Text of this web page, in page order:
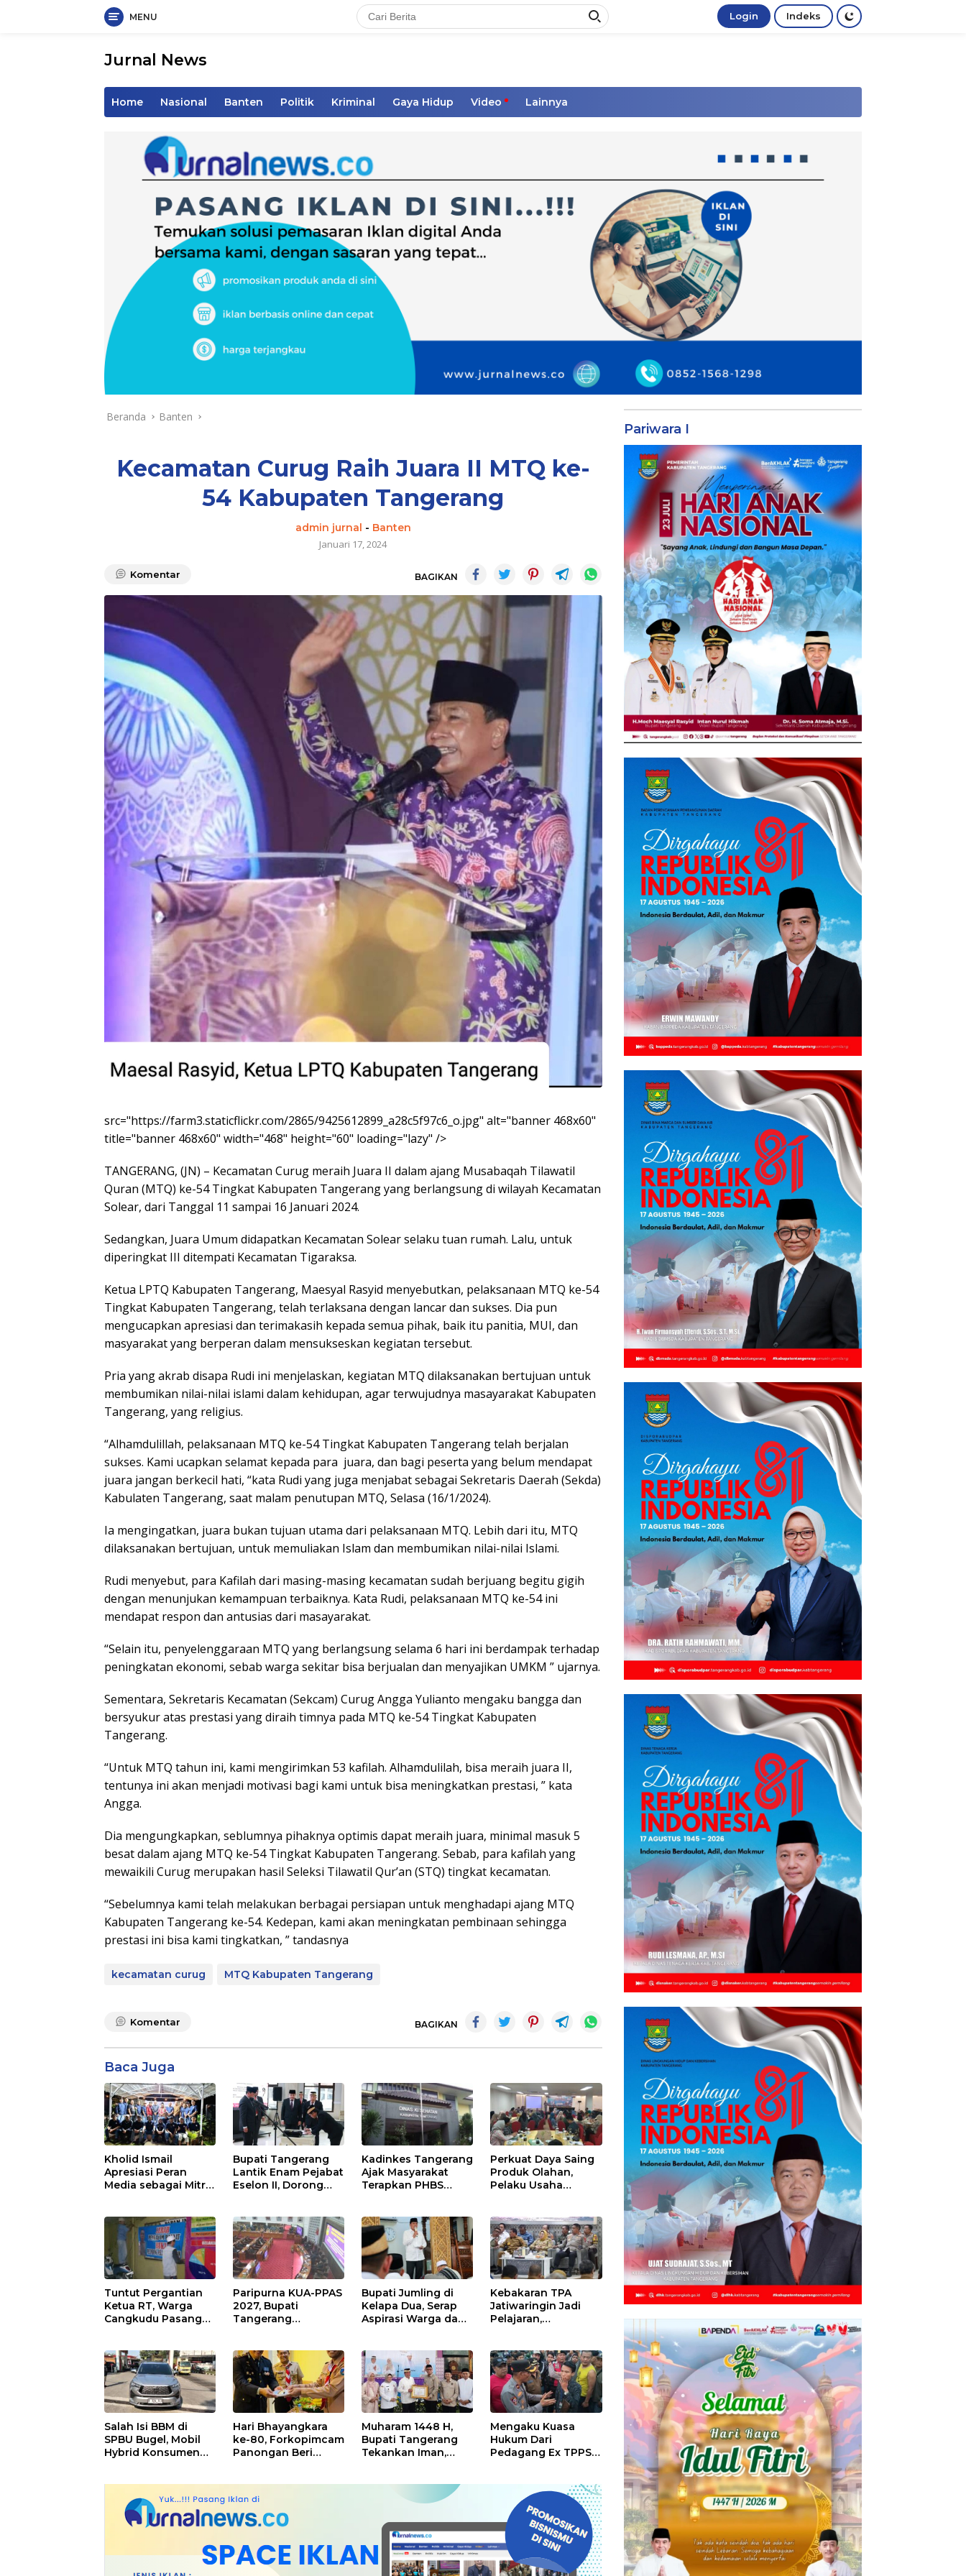
MENU Login Indeks
Jurnal News
Informasi
Home Nasional Banten Politik Kriminal Gaya Hidup Video Lainnya
Beranda Banten
Kecamatan Curug Raih Juara II MTQ ke-
54 Kabupaten Tangerang
admin jurnal - Banten
Januari 17, 2024
Komentar BAGIKAN
src="https://farm3.staticflickr.com/2865/9425612899_a28c5f97c6_o.jpg" alt="banner 468x60"
title="banner 468x60" width="468" height="60" loading="lazy" />
TANGERANG, (JN) – Kecamatan Curug meraih Juara II dalam ajang Musabaqah Tilawatil
Quran (MTQ) ke-54 Tingkat Kabupaten Tangerang yang berlangsung di wilayah Kecamatan
Solear, dari Tanggal 11 sampai 16 Januari 2024.
Sedangkan, Juara Umum didapatkan Kecamatan Solear selaku tuan rumah. Lalu, untuk
diperingkat III ditempati Kecamatan Tigaraksa.
Ketua LPTQ Kabupaten Tangerang, Maesyal Rasyid menyebutkan, pelaksanaan MTQ ke-54
Tingkat Kabupaten Tangerang, telah terlaksana dengan lancar dan sukses. Dia pun
mengucapkan apresiasi dan terimakasih kepada semua pihak, baik itu panitia, MUI, dan
masyarakat yang berperan dalam mensukseskan kegiatan tersebut.
Pria yang akrab disapa Rudi ini menjelaskan, kegiatan MTQ dilaksanakan bertujuan untuk
membumikan nilai-nilai islami dalam kehidupan, agar terwujudnya masayarakat Kabupaten
Tangerang, yang religius.
“Alhamdulillah, pelaksanaan MTQ ke-54 Tingkat Kabupaten Tangerang telah berjalan
sukses. Kami ucapkan selamat kepada para juara, dan bagi peserta yang belum mendapat
juara jangan berkecil hati, “kata Rudi yang juga menjabat sebagai Sekretaris Daerah (Sekda)
Kabulaten Tangerang, saat malam penutupan MTQ, Selasa (16/1/2024).
Ia mengingatkan, juara bukan tujuan utama dari pelaksanaan MTQ. Lebih dari itu, MTQ
dilaksanakan bertujuan, untuk memuliakan Islam dan membumikan nilai-nilai Islami.
Rudi menyebut, para Kafilah dari masing-masing kecamatan sudah berjuang begitu gigih
dengan menunjukan kemampuan terbaiknya. Kata Rudi, pelaksanaan MTQ ke-54 ini
mendapat respon dan antusias dari masayarakat.
“Selain itu, penyelenggaraan MTQ yang berlangsung selama 6 hari ini berdampak terhadap
peningkatan ekonomi, sebab warga sekitar bisa berjualan dan menyajikan UMKM ” ujarnya.
Sementara, Sekretaris Kecamatan (Sekcam) Curug Angga Yulianto mengaku bangga dan
bersyukur atas prestasi yang diraih timnya pada MTQ ke-54 Tingkat Kabupaten
Tangerang.
“Untuk MTQ tahun ini, kami mengirimkan 53 kafilah. Alhamdulilah, bisa meraih juara II,
tentunya ini akan menjadi motivasi bagi kami untuk bisa meningkatkan prestasi, ” kata
Angga.
Dia mengungkapkan, seblumnya pihaknya optimis dapat meraih juara, minimal masuk 5
besat dalam ajang MTQ ke-54 Tingkat Kabupaten Tangerang. Sebab, para kafilah yang
mewaikili Curug merupakan hasil Seleksi Tilawatil Qur’an (STQ) tingkat kecamatan.
“Sebelumnya kami telah melakukan berbagai persiapan untuk menghadapi ajang MTQ
Kabupaten Tangerang ke-54. Kedepan, kami akan meningkatan pembinaan sehingga
prestasi ini bisa kami tingkatkan, ” tandasnya
kecamatan curug MTQ Kabupaten Tangerang
Komentar BAGIKAN
Baca Juga
Kholid Ismail
Apresiasi Peran
Media sebagai Mitra
Daerah di
Kabupaten
Tangerang
Bupati Tangerang
Lantik Enam Pejabat
Eselon II, Dorong
Publik
Kadinkes Tangerang
Ajak Masyarakat
Terapkan PHBS
A
Perkuat Daya Saing
Produk Olahan,
Pelaku Usaha
Tangerang
Didorong Terapkan
SNI
Tuntut Pergantian
Ketua RT, Warga
Cangkudu Pasang
Paripurna KUA-PPAS
2027, Bupati
Tangerang
Sampah Hingga
Antisipasi Dampak
El Nino
Bupati Jumling di
Kelapa Dua, Serap
Aspirasi Warga dan
Kebakaran TPA
Jatiwaringin Jadi
Pelajaran,
Kesiapsiagaan
Ditingkatkan
Salah Isi BBM di
SPBU Bugel, Mobil
Hybrid Konsumen
Hari Bhayangkara
ke-80, Forkopimcam
Panongan Beri
Muharam 1448 H,
Bupati Tangerang
Tekankan Iman,
Mengaku Kuasa
Hukum Dari
Pedagang Ex TPPS
Pertanyakan Berkas
Administrasi
Pariwara I